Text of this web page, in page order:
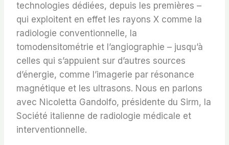
technologies dédiées, depuis les premières –
qui exploitent en effet les rayons X comme la
radiologie conventionnelle, la
tomodensitométrie et l’angiographie – jusqu’à
celles qui s’appuient sur d’autres sources
d’énergie, comme l’imagerie par résonance
magnétique et les ultrasons. Nous en parlons
avec Nicoletta Gandolfo, présidente du Sirm, la
Société italienne de radiologie médicale et
interventionnelle.